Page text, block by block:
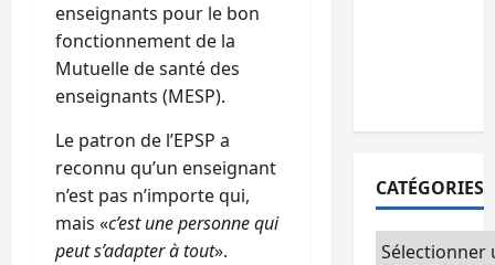
enseignants pour le bon
fonctionnement de la
Mutuelle de santé des
enseignants (MESP).
Le patron de l’EPSP a
reconnu qu’un enseignant
n’est pas n’importe qui,
mais «c’est une personne qui
peut s’adapter à tout».
CATÉGORIES
Catégories